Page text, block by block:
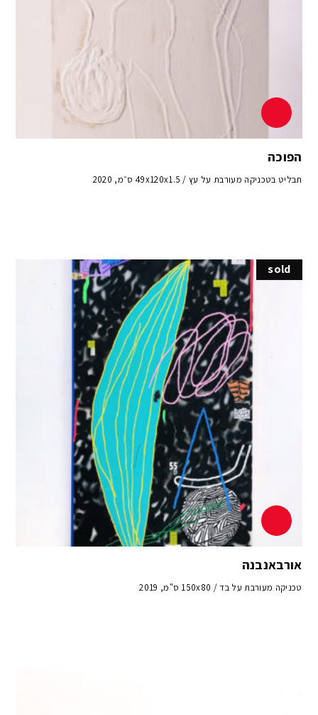
הפוכה
תבליט בטכניקה מעורבת על עץ / 49x120x1.5 ס״מ, 2020
sold
אורבאנבנה
טכניקה מעורבת על בד / 150x80 ס"מ, 2019